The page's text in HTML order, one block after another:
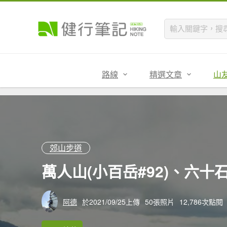
路線 精選文章 山
郊山步道
萬人山(小百岳#92)、六十
阿德 於2021/09/25上傳 50張照片 12,786次點閱